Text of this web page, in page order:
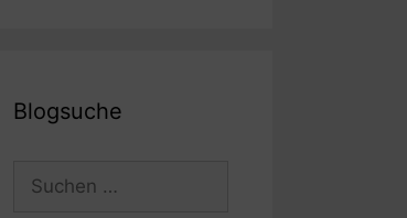
Blogsuche